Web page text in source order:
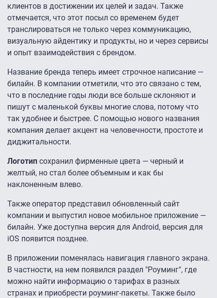
клиентов в достижении их целей и задач. Также
отмечается, что этот посыл со временем будет
транслироваться не только через коммуникацию,
визуальную айдентику и продукты, но и через сервисы
и опыт взаимодействия с брендом.
Название бренда теперь имеет строчное написание —
билайн. В компании отметили, что это связано с тем,
что в последние годы люди все больше склоняют и
пишут с маленькой буквы многие слова, потому что
так удобнее и быстрее. С помощью нового названия
компания делает акцент на человечности, простоте и
диджитальности.
Логотип сохранил фирменные цвета — черный и
желтый, но стал более объемным и как бы
наклоненным влево.
Также оператор представил обновленный сайт
компании и выпустил новое мобильное приложение —
билайн. Уже доступна версия для Android, версия для
iOS появится позднее.
В приложении поменялась навигация главного экрана.
В частности, на нем появился раздел "Роуминг", где
можно найти информацию о тарифах в разных
странах и приобрести роуминг-пакеты. Также было